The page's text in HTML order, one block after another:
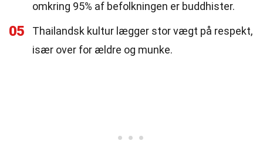
omkring 95% af befolkningen er buddhister.
05
Thailandsk kultur lægger stor vægt på respekt,
især over for ældre og munke.